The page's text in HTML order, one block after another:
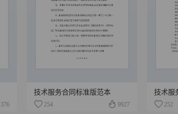
技术服务合同标准版范本
254 9927
技术服
252